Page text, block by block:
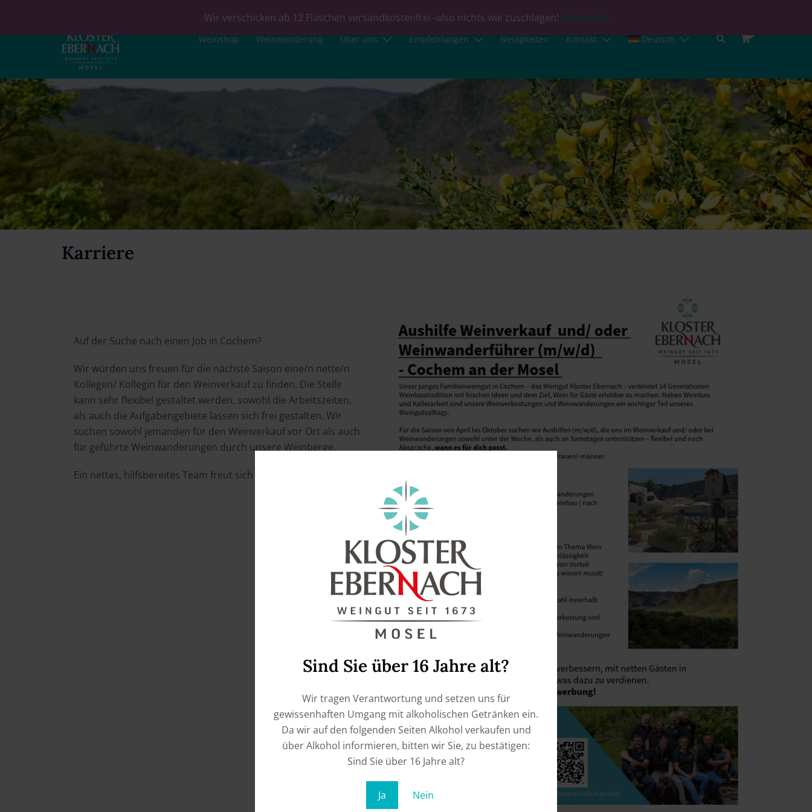
Sind Sie über 16 Jahre alt?
Wir tragen Verantwortung und setzen uns für
gewissenhaften Umgang mit alkoholischen Getränken ein.
Da wir auf den folgenden Seiten Alkohol verkaufen und
über Alkohol informieren, bitten wir Sie, zu bestätigen:
Sind Sie über 16 Jahre alt?
Ja Nein
Wir verschicken ab 12 Flaschen versandkostenfrei -also nichts wie zuschlagen! Verwerfen
Weinshop Weinwanderung Über uns Empfehlungen Neuigkeiten Kontakt Deutsch
0
Karriere
Auf der Suche nach einen Job in Cochem?
Wir würden uns freuen für die nächste Saison eine/n nette/n
Kollegen/ Kollegin für den Weinverkauf zu finden. Die Stelle
kann sehr flexibel gestaltet werden, sowohl die Arbeitszeiten,
als auch die Aufgabengebiete lassen sich frei gestalten. Wir
suchen sowohl jemanden für den Weinverkauf vor Ort als auch
für geführte Weinwanderungen durch unsere Weinberge.
Ein nettes, hilfsbereites Team freut sich über deine Bewerbung.